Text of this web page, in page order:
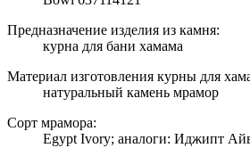
Предназначение изделия из камня:
курна для бани хамама
Материал изготовления курны для
натуральный камень мрамор
Сорт мрамора:
Egypt Ivory; аналоги: Иджипт